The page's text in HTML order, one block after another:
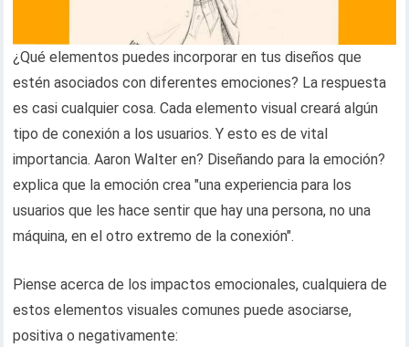
¿Qué elementos puedes incorporar en tus diseños que
estén asociados con diferentes emociones? La respuesta
es casi cualquier cosa. Cada elemento visual creará algún
tipo de conexión a los usuarios. Y esto es de vital
importancia. Aaron Walter en? Diseñando para la emoción?
explica que la emoción crea "una experiencia para los
usuarios que les hace sentir que hay una persona, no una
máquina, en el otro extremo de la conexión".
Piense acerca de los impactos emocionales, cualquiera de
estos elementos visuales comunes puede asociarse,
positiva o negativamente: